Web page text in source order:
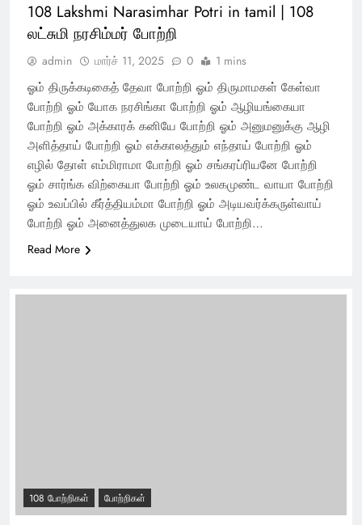
108 Lakshmi Narasimhar Potri in tamil | 108
லட்சுமி நரசிம்மர் போற்றி
admin மார்ச் 11, 2025 0 1 mins
ஓம் திருக்கடிகைத் தேவா போற்றி ஓம் திருமாமகள் கேள்வா
போற்றி ஓம் யோக நரசிங்கா போற்றி ஓம் ஆழியங்கையா
போற்றி ஓம் அக்காரக் கனியே போற்றி ஓம் அனுமனுக்கு ஆழி
அளித்தாய் போற்றி ஓம் எக்காலத்தும் எந்தாய் போற்றி ஓம்
எழில் தோள் எம்மிராமா போற்றி ஓம் சங்கரப்ரியனே போற்றி
ஓம் சார்ங்க விற்கையா போற்றி ஓம் உலகமுண்ட வாயா போற்றி
ஓம் உவப்பில் கீர்த்தியம்மா போற்றி ஓம் அடியவர்க்கருள்வாய்
போற்றி ஓம் அனைத்துலக முடையாய் போற்றி…
Read More
108 போற்றிகள் போற்றிகள்